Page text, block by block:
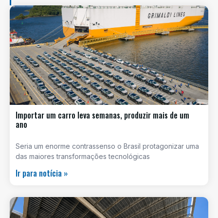
Importar um carro leva semanas, produzir mais de um
ano
Seria um enorme contrassenso o Brasil protagonizar uma
das maiores transformações tecnológicas
Ir para notícia »